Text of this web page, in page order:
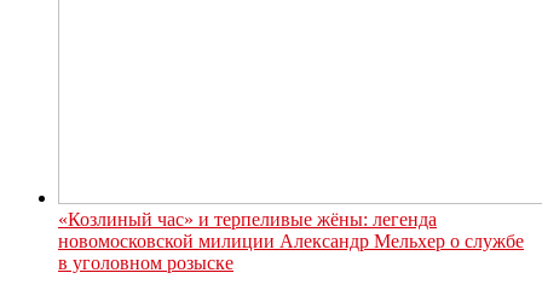
«Козлиный час» и терпеливые жёны: легенда
новомосковской милиции Александр Мельхер о службе
в уголовном розыске